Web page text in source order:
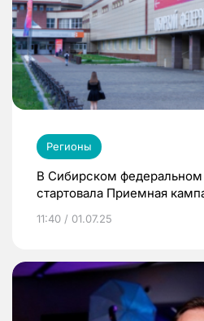
Регионы
В Сибирском федеральном
стартовала Приемная
11:40 / 01.07.25